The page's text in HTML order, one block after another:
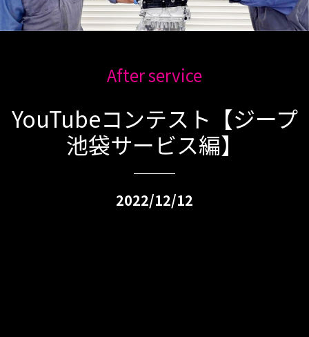
After service
YouTubeコンテスト【ジープ
池袋サービス編】
2022/12/12